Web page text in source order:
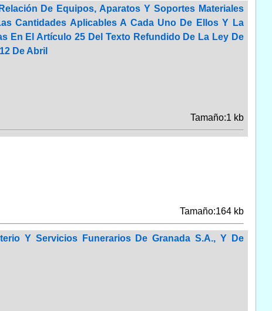
De Equipos, Aparatos Y Soportes Materiales
Cantidades Aplicables A Cada Uno De Ellos Y La
En El Artículo 25 Del Texto Refundido De La Ley De
De Abril
Tamaño:1 kb
Tamaño:164 kb
Y Servicios Funerarios De Granada S.A., Y De